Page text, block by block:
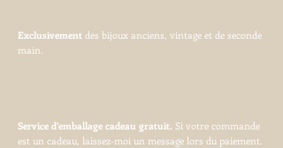
Exclusivement des bijoux anciens, vintage et de seconde
main.
Service d’emballage cadeau gratuit. Si votre commande
est un cadeau, laissez-moi un message lors du paiement.